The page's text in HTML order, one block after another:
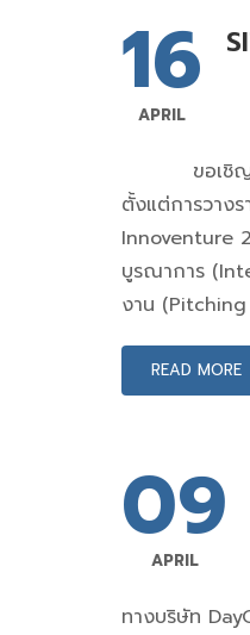
16
APRIL
ขอเชิญชวนนั
ตั้งแต่การวาง
Innoventure
บูรณาการ
งาน
READ MORE
09
APRIL
ทางบริษัท